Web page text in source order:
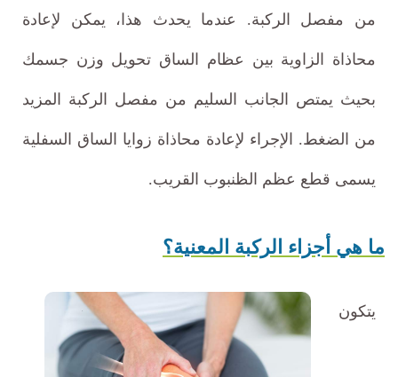
من مفصل الركبة. عندما يحدث هذا، يمكن لإعادة
محاذاة الزاوية بين عظام الساق تحويل وزن جسمك
بحيث يمتص الجانب السليم من مفصل الركبة المزيد
من الضغط. الإجراء لإعادة محاذاة زوايا الساق السفلية
يسمى قطع عظم الظنبوب القريب.
ما هي أجزاء الركبة المعنية؟
يتكون